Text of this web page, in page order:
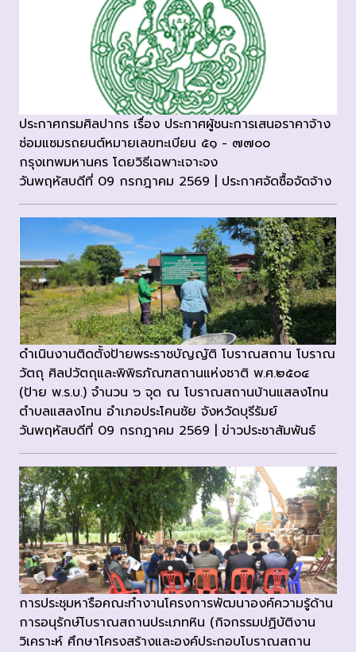
ประกาศกรมศิลปากร เรื่อง ประกาศผู้ชนะการเสนอราคาจ้าง
ซ่อมแซมรถยนต์หมายเลขทะเบียน ๕๑ - ๗๗๐๐
กรุงเทพมหานคร โดยวิธีเฉพาะเจาะจง
วันพฤหัสบดีที่ 09 กรกฎาคม 2569 | ประกาศจัดซื้อจัดจ้าง
ดำเนินงานติดตั้งป้ายพระราชบัญญัติ โบราณสถาน โบราณ
วัตถุ ศิลปวัตถุและพิพิธภัณฑสถานแห่งชาติ พ.ศ.๒๕๐๔
(ป้าย พ.ร.บ.) จำนวน ๖ จุด ณ โบราณสถานบ้านแสลงโทน
ตำบลแสลงโทน อำเภอประโคนชัย จังหวัดบุรีรัมย์
วันพฤหัสบดีที่ 09 กรกฎาคม 2569 | ข่าวประชาสัมพันธ์
การประชุมหารือคณะทำงานโครงการพัฒนาองค์ความรู้ด้าน
การอนุรักษ์โบราณสถานประเภทหิน (กิจกรรมปฏิบัติงาน
วิเคราะห์ ศึกษาโครงสร้างและองค์ประกอบโบราณสถาน